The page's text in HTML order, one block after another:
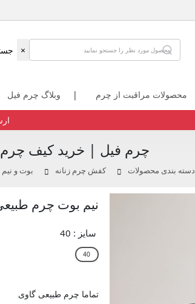
×
محصولات مراقبت از چرم | وبلاگ چرم فیل
چرم فیل | خرید کیف چرم
دسته بندی محصولات کفش چرم زنانه بوت و نیم
نیم بوت چرم طبیعی 2023 | کد
سایز : 40
تماما چرم طبیعی گاوی